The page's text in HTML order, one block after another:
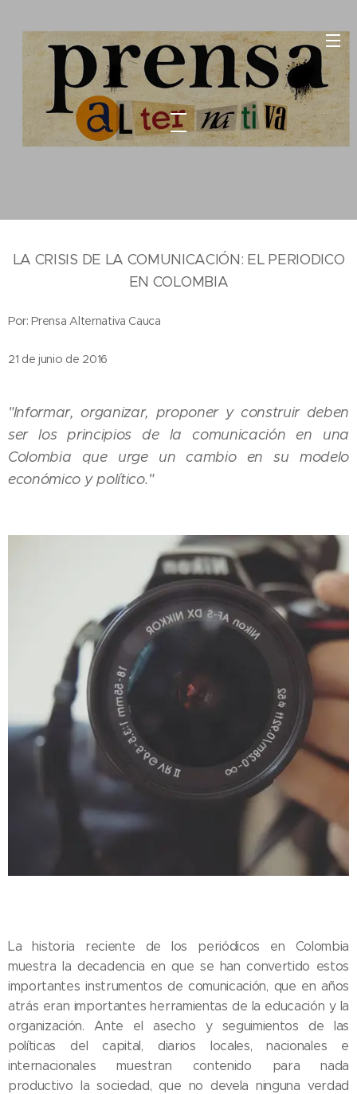
LA CRISIS DE LA COMUNICACIÓN: EL PERIODICO
EN COLOMBIA
Por: Prensa Alternativa Cauca
21 de junio de 2016
"Informar, organizar, proponer y construir deben
ser los principios de la comunicación en una
Colombia que urge un cambio en su modelo
económico y político."
La historia reciente de los periódicos en Colombia
muestra la decadencia en que se han convertido estos
importantes instrumentos de comunicación, que en años
atrás eran importantes herramientas de la educación y la
organización. Ante el asecho y seguimientos de las
políticas del capital, diarios locales, nacionales e
internacionales muestran contenido para nada
productivo la sociedad, que no devela ninguna verdad